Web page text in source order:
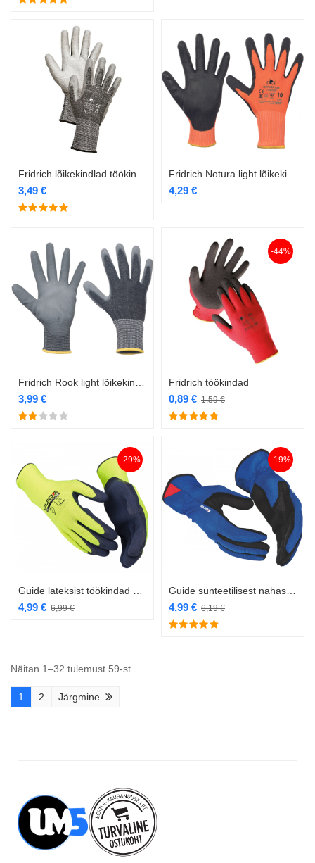
3,49 € 4,29 €
3,99 €
-44%
Fridrich töökindad
1,59€
0,89 €
-29%
6,99€
4,99 €
-19%
6,19€
4,99 €
Näitan 1–32 tulemust 59-st
1 2 Järgmine